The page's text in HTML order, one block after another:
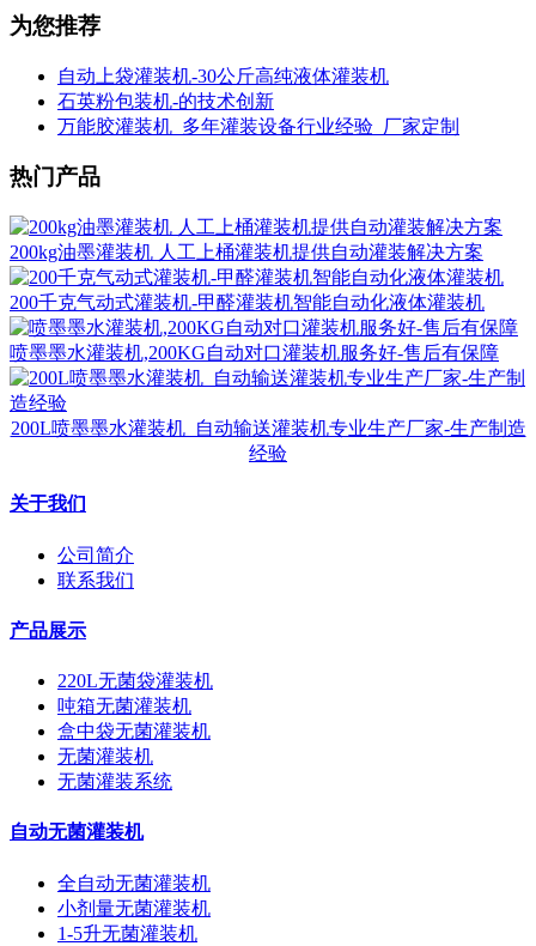
为您推荐
自动上袋灌装机-30公斤高纯液体灌装机
石英粉包装机-的技术创新
万能胶灌装机_多年灌装设备行业经验_厂家定制
热门产品
200kg油墨灌装机 人工上桶灌装机提供自动灌装解决方案
200千克气动式灌装机-甲醛灌装机智能自动化液体灌装机
喷墨墨水灌装机,200KG自动对口灌装机服务好-售后有保障
200L喷墨墨水灌装机_自动输送灌装机专业生产厂家-生产制造
经验
关于我们
公司简介
联系我们
产品展示
220L无菌袋灌装机
吨箱无菌灌装机
盒中袋无菌灌装机
无菌灌装机
无菌灌装系统
自动无菌灌装机
全自动无菌灌装机
小剂量无菌灌装机
1-5升无菌灌装机